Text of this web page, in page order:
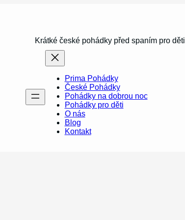
Krátké české pohádky před spaním pro děti
Prima Pohádky
České Pohádky
Pohádky na dobrou noc
Pohádky pro děti
O nás
Blog
Kontakt